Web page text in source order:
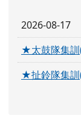
2026-08-17
★太鼓隊集訓
★扯鈴隊集訓